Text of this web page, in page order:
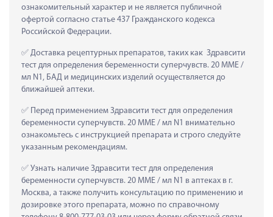
ознакомительный характер и не является публичной
офертой согласно статье 437 Гражданского кодекса
Российской Федерации.
Доставка рецептурных препаратов, таких как  Здравсити
тест для определения беременности суперчувств. 20 ММЕ /
мл N1, БАД и медицинских изделий осуществляется до
ближайшей аптеки.
Перед применением Здравсити тест для определения
беременности суперчувств. 20 ММЕ / мл N1 внимательно
ознакомьтесь с инструкцией препарата и строго следуйте
указанным рекомендациям.
Узнать наличие Здравсити тест для определения
беременности суперчувств. 20 ММЕ / мл N1 в аптеках в г.
Москва, а также получить консультацию по применению и
дозировке этого препарата, можно по справочному